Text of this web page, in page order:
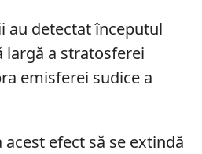
au detectat începutul
largă a stratosferei
emisferei sudice a
acest efect să se extindă